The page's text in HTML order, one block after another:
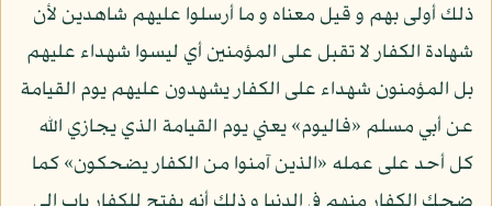
ذلك أولى بهم و قيل معناه و ما أرسلوا عليهم شاهدين لأن
شهادة الكفار لا تقبل على المؤمنين أي ليسوا شهداء عليهم
بل المؤمنون شهداء على الكفار يشهدون عليهم يوم القيامة
عن أبي مسلم «فاليوم» يعني يوم القيامة الذي يجازي الله
كل أحد على عمله «الذين آمنوا من الكفار يضحكون» كما